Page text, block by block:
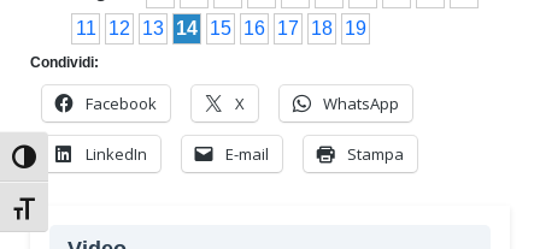
Attiva/disattiva alto contrasto
Attiva/disattiva dimensione testo
11
12 13 14 15 16 17 18 19
Condividi:
Facebook X WhatsApp
LinkedIn E-mail Stampa